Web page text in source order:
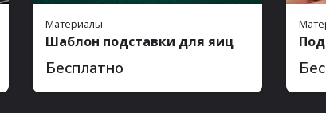
Материалы
Шаблон подставки для яиц
Бесплатно